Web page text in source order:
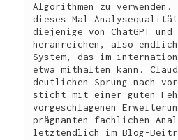
Algorithmen zu
dieses Mal
diejenige von ChatGPT und
heranreichen, also
System, das im
etwa mithalten kann.
deutlichen Sprung nach
sticht mit einer guten
vorgeschlagenen
prägnanten fachlichen
letztendlich im Blog-